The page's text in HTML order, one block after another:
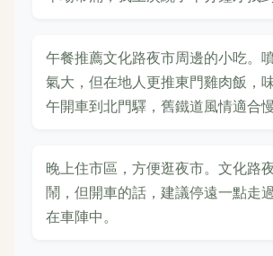
午餐推薦文化路夜市周邊的小吃。
氣大，但在地人更推東門雞肉飯，
午開車到北門驛，舊鐵道風情適合慢
晚上住市區，方便逛夜市。文化路
鬧，但開車的話，建議停遠一點走
在車陣中。